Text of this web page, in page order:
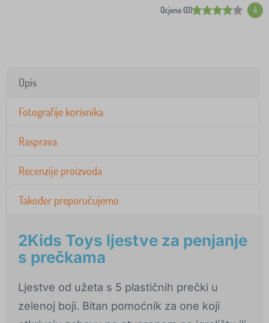
Ocjene (0) 4
Opis
Fotografije korisnika
Rasprava
Recenzije proizvoda
Također preporučujemo
2Kids Toys ljestve za penjanje
s prečkama
Ljestve od užeta s 5 plastičnih prečki u
zelenoj boji. Bitan pomoćnik za one koji